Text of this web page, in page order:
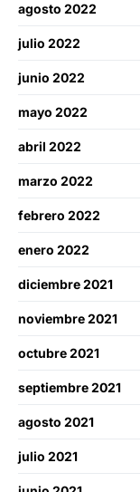
agosto 2022
julio 2022
junio 2022
mayo 2022
abril 2022
marzo 2022
febrero 2022
enero 2022
diciembre 2021
noviembre 2021
octubre 2021
septiembre 2021
agosto 2021
julio 2021